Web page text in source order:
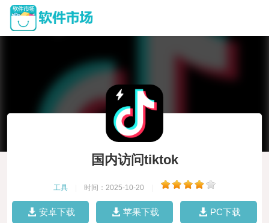
国内访问tiktok
工具 时间：2025-10-20
安卓下载 苹果下载 PC下载